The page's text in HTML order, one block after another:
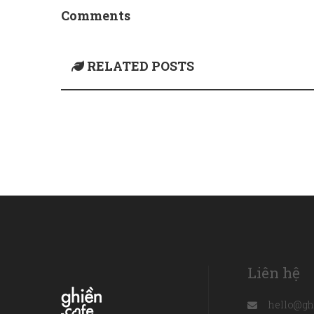
Comments
RELATED POSTS
Liên hệ